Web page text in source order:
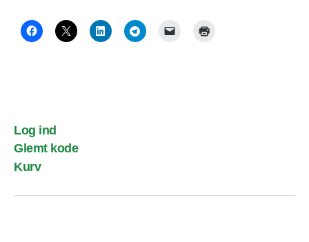
Log ind
Glemt kode
Kurv